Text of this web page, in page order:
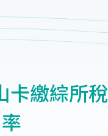
卡繳綜所